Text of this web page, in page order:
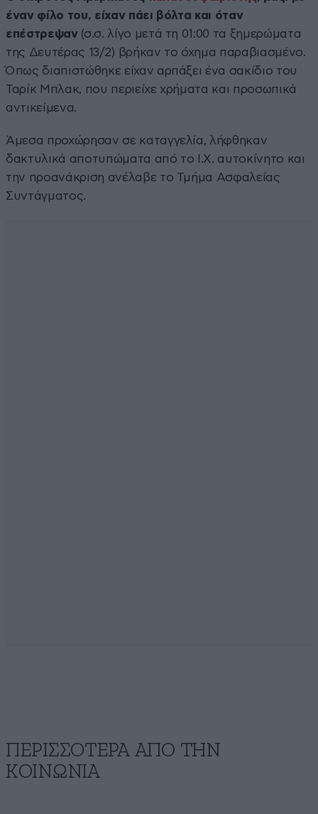
έναν φίλο του, είχαν πάει βόλτα και όταν
επέστρεψαν(σ.σ. λίγο μετά τη 01:00 τα ξημερώματα
της Δευτέρας 13/2) βρήκαν το όχημα παραβιασμένο.
Όπως διαπιστώθηκε είχαν αρπάξει ένα σακίδιο του
Ταρίκ Μπλακ, που περιείχε χρήματα και προσωπικά
αντικείμενα.
Άμεσα προχώρησαν σε καταγγελία, λήφθηκαν
δακτυλικά αποτυπώματα από το Ι.Χ. αυτοκίνητο και
την προανάκριση ανέλαβε το Τμήμα Ασφαλείας
Συντάγματος.
ΠΕΡΙΣΣΟΤΕΡΑ ΑΠΟ ΤΗΝ
ΚΟΙΝΩΝΙΑ